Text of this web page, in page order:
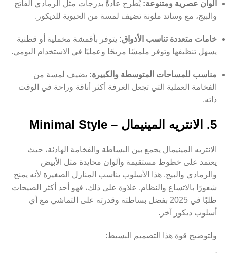
ألوان عصرية ومتنوعة: يُطرح عادةً بدرجات مثل الرمادي الفاتح
والبيج، مع وسائد ملونة تضيف لمسة من الحيوية للديكور.
خامات متعددة تناسب الأذواق: يتوفر بأقمشة مخملية أو قطنية
يسهل تنظيفها وتوفر ملمسًا مريحًا وعمليًا في الاستخدام اليومي.
مناسب للمساحات المتوسطة والكبيرة: يضيف لمسة من
الفخامة العملية التي تجعل الغرفة أكثر أناقة وراحة في الوقت
ذاته.
5. الانتريه المينيمال – Minimal Style
الانتريه المينيمال يجمع بين البساطة والفخامة الهادئة، حيث
يعتمد على خطوط مستقيمة وألوان محايدة مثل الأبيض
والرمادي والبيج. هذا الأسلوب يناسب المنازل الصغيرة لأنه يمنح
شعورًا بالاتساع والنظام. علاوة على ذلك، فهو أحد أكثر الصيحات
طلبًا في 2025 بفضل بساطته وقدرته على التماشي مع أي
أسلوب ديكور آخر.
ولتوضيح قوة هذا التصميم البسيط: